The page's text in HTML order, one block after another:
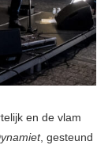
en de vlam
, gesteund